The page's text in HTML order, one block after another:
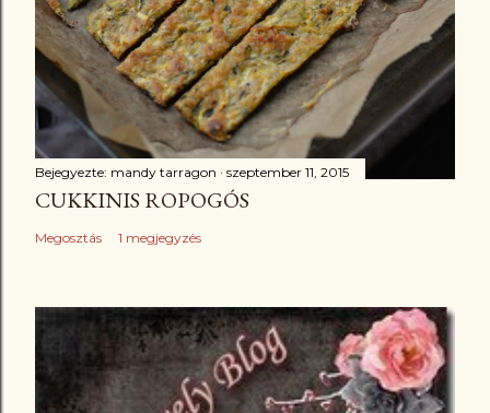
Bejegyezte: mandy tarragon szeptember 11, 2015
CUKKINIS ROPOGÓS
Megosztás 1 megjegyzés